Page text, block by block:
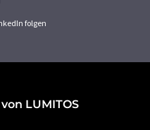
folgen
LUMITOS